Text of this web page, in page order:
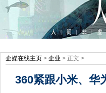
企媒在线主页 > 企业 > 正文 >
360紧跟小米、华